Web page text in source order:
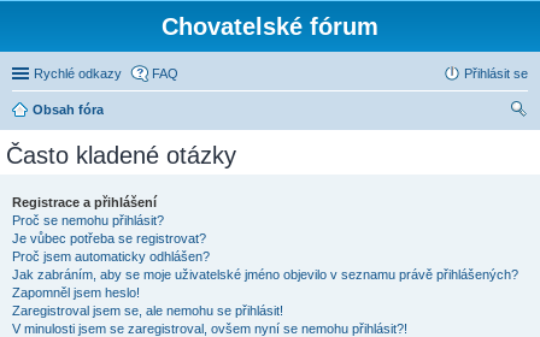
Chovatelské fórum
Rychlé odkazy FAQ Přihlásit se
Obsah fóra
Často kladené otázky
Registrace a přihlášení
Proč se nemohu přihlásit?
Je vůbec potřeba se registrovat?
Proč jsem automaticky odhlášen?
Jak zabráním, aby se moje uživatelské jméno objevilo v seznamu právě přihlášených?
Zapomněl jsem heslo!
Zaregistroval jsem se, ale nemohu se přihlásit!
V minulosti jsem se zaregistroval, ovšem nyní se nemohu přihlásit?!